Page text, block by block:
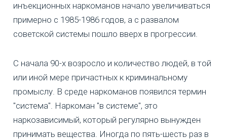
инъекционных наркоманов начало увеличиваться
примерно с 1985-1986 годов, а с развалом
советской системы пошло вверх в прогрессии.
С начала 90-х возросло и количество людей, в той
или иной мере причастных к криминальному
промыслу. В среде наркоманов появился термин
"система". Наркоман "в системе", это
наркозависимый, который регулярно вынужден
принимать вещества. Иногда по пять-шесть раз в